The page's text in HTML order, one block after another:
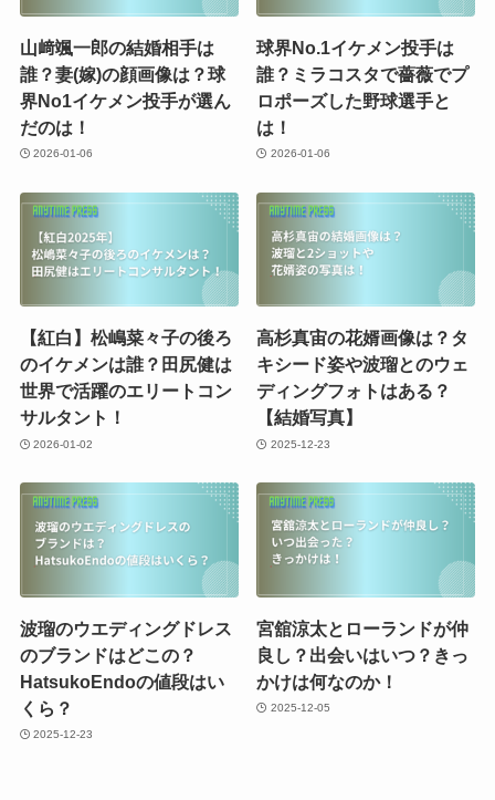
山﨑颯一郎の結婚相手は
誰？妻(嫁)の顔画像は？球
界No1イケメン投手が選ん
だのは！
2026-01-06
球界No.1イケメン投手は
誰？ミラコスタで薔薇でプ
ロポーズした野球選手と
は！
2026-01-06
【紅白】松嶋菜々子の後ろ
のイケメンは誰？田尻健は
世界で活躍のエリートコン
サルタント！
2026-01-02
高杉真宙の花婿画像は？タ
キシード姿や波瑠とのウェ
ディングフォトはある？
【結婚写真】
2025-12-23
波瑠のウエディングドレス
のブランドはどこの？
HatsukoEndoの値段はい
くら？
2025-12-23
宮舘涼太とローランドが仲
良し？出会いはいつ？きっ
かけは何なのか！
2025-12-05